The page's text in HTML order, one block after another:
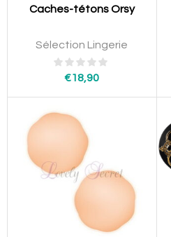
Caches-tétons Orsy
Sélection Lingerie
€18,90